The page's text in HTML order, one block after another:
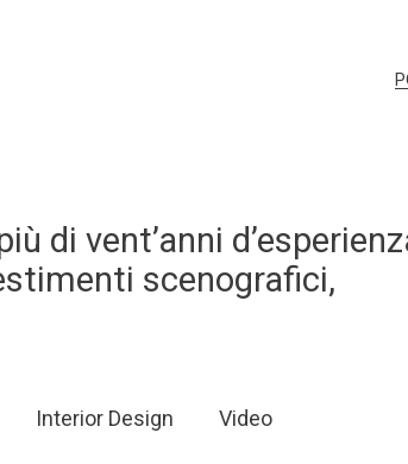
di vent’anni
scenografici,
Interior Design Video